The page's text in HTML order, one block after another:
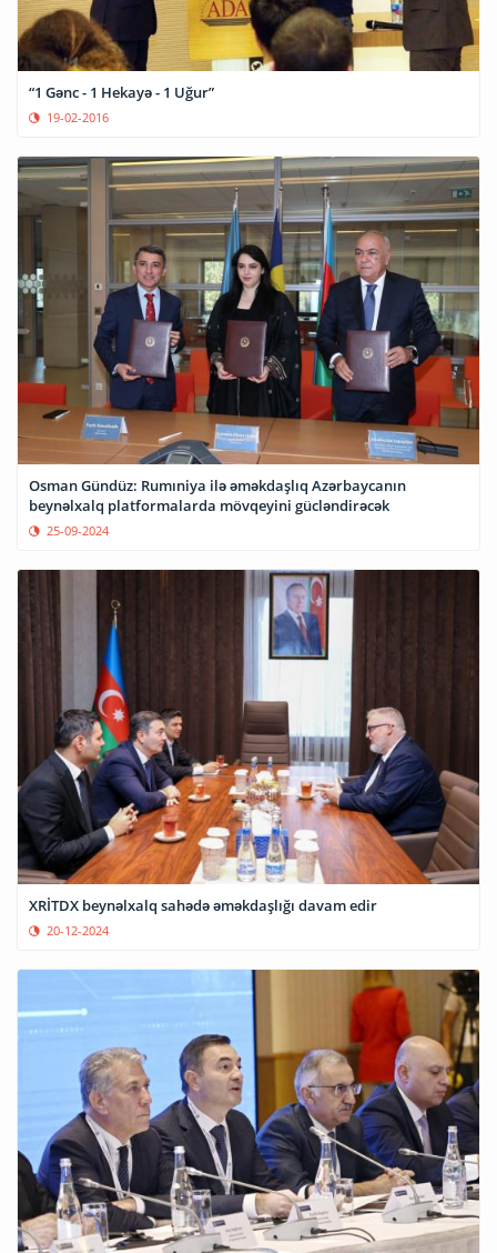
“1 Gənc - 1 Hekayə - 1 Uğur”
19-02-2016
Osman Gündüz: Rumıniya ilə əməkdaşlıq Azərbaycanın
beynəlxalq platformalarda mövqeyini gücləndirəcək
25-09-2024
XRİTDX beynəlxalq sahədə əməkdaşlığı davam edir
20-12-2024